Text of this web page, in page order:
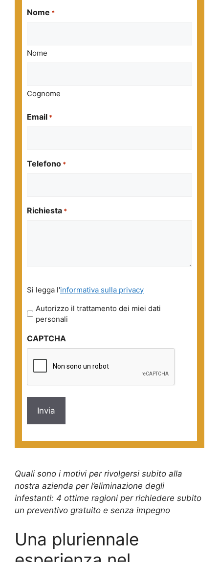
Nome *
Nome
Cognome
Email *
Telefono *
Richiesta *
legga
l'informativa
sulla
*
Si legga l'informativa sulla privacy
Autorizzo il trattamento dei miei dati
personali
CAPTCHA
Quali sono i motivi per rivolgersi subito alla
nostra azienda per l’eliminazione degli
infestanti: 4 ottime ragioni per richiedere subito
un preventivo gratuito e senza impegno
Una pluriennale